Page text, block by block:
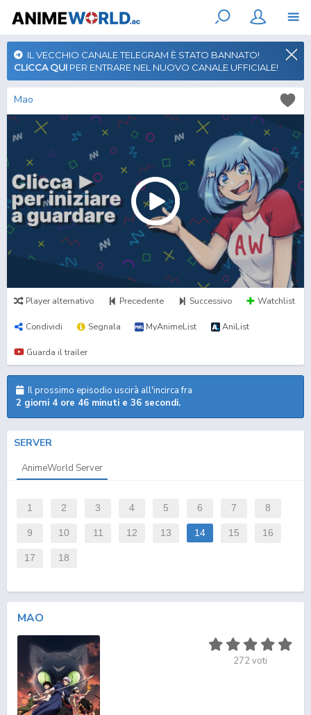
IL VECCHIO CANALE TELEGRAM È STATO BANNATO!
CLICCA QUI PER ENTRARE NEL NUOVO CANALE UFFICIALE!
Mao
Player alternativo Precedente Successivo Watchlist
Condividi Segnala MyAnimeList AniList
Guarda il trailer
Il prossimo episodio uscirà all'incirca fra
2 giorni 4 ore 46 minuti e 36 secondi.
SERVER
AnimeWorld Server
1 2 3 4 5 6 7 8
9 10 11 12 13 14 15 16
17 18
MAO
272voti